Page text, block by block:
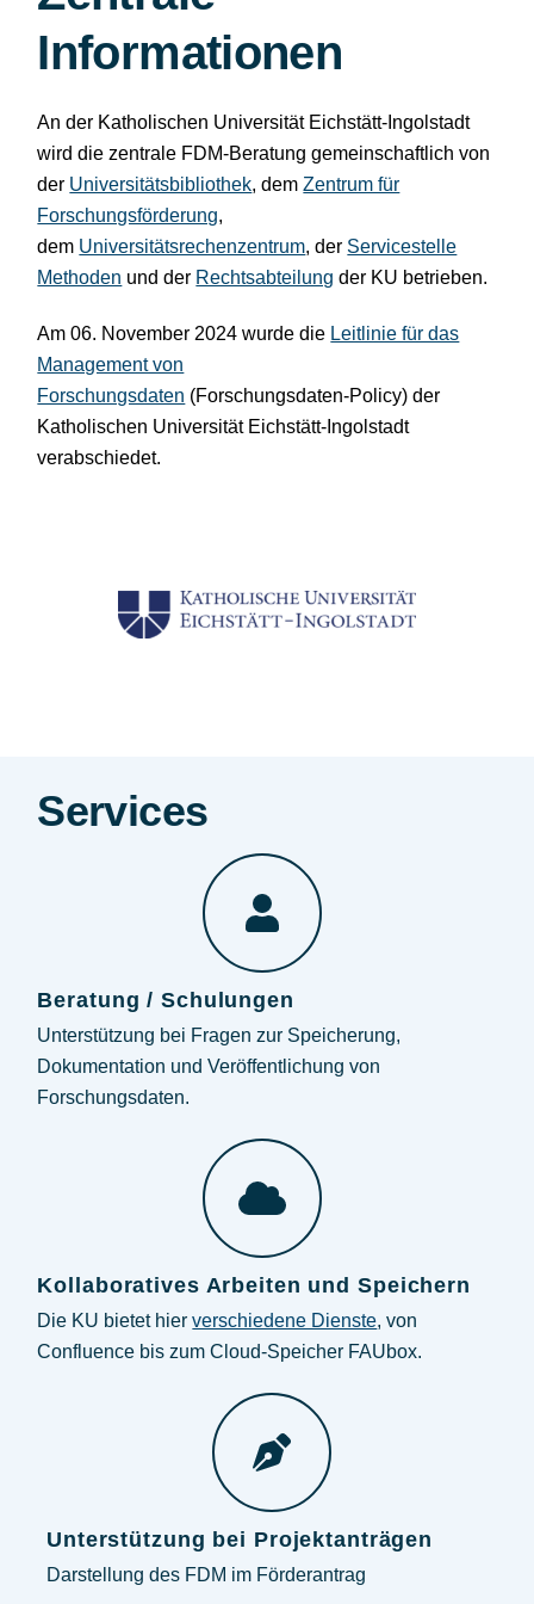
Informationen
An der Katholischen Universität Eichstätt-Ingolstadt
wird die zentrale FDM-Beratung gemeinschaftlich von
der Universitätsbibliothek, demZentrum für
Forschungsförderung,
dem Universitätsrechenzentrum, der Servicestelle
Methoden und der Rechtsabteilung der KU betrieben.
Am 06. November 2024 wurde die Leitlinie für das
Management von
Forschungsdaten (Forschungsdaten-Policy) der
Katholischen Universität Eichstätt-Ingolstadt
verabschiedet.
Services
Beratung / Schulungen
Unterstützung bei Fragen zur Speicherung,
Dokumentation und Veröffentlichung von
Forschungsdaten.
Kollaboratives Arbeiten und Speichern
Die KU bietet hierverschiedene Dienste, von
Confluence bis zum Cloud-Speicher FAUbox.
Unterstützung bei Projektanträgen
Darstellung des FDM im Förderantrag